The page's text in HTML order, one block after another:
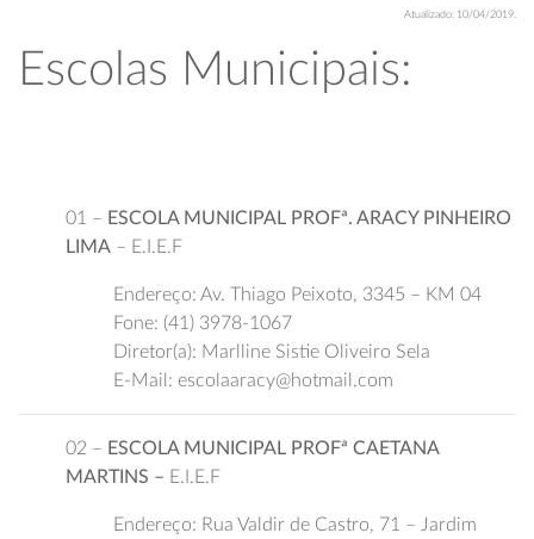
Atualizado: 10/04/2019.
Escolas Municipais:
01 – ESCOLA MUNICIPAL PROFª. ARACY PINHEIRO
LIMA – E.I.E.F
Endereço: Av. Thiago Peixoto, 3345 – KM 04
Fone: (41) 3978-1067
Diretor(a): Marlline Sistie Oliveiro Sela
E-Mail: escolaaracy@hotmail.com
02 – ESCOLA MUNICIPAL PROFª CAETANA
MARTINS – E.I.E.F
Endereço: Rua Valdir de Castro, 71 – Jardim